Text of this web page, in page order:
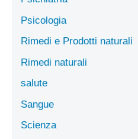
Psicologia
Rimedi e Prodotti naturali
Rimedi naturali
salute
Sangue
Scienza